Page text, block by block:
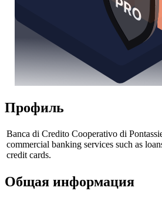
Профиль
Banca di Credito Cooperativo di
commercial banking services such as
credit cards.
Общая информация